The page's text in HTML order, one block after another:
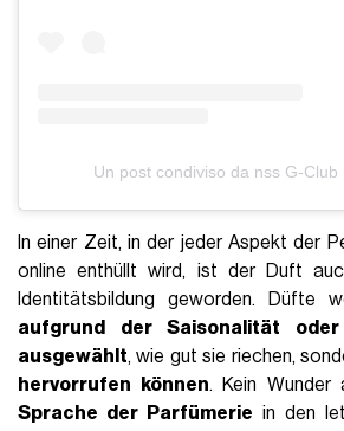
Un post condiviso da nss G-Club
In einer Zeit, in der jeder Aspekt der
online enthüllt wird, ist der Duft
Identitätsbildung geworden. Düfte
aufgrund der Saisonalität
ausgewählt, wie gut sie riechen,
hervorrufen können. Kein Wunder
Sprache der Parfümerie in den